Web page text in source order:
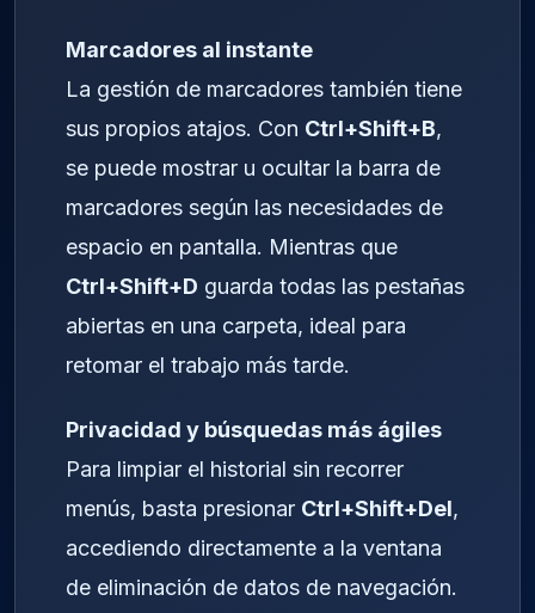
Marcadores al instante
La gestión de marcadores también tiene
sus propios atajos. Con Ctrl+Shift+B,
se puede mostrar u ocultar la barra de
marcadores según las necesidades de
espacio en pantalla. Mientras que
Ctrl+Shift+D guarda todas las pestañas
abiertas en una carpeta, ideal para
retomar el trabajo más tarde.
Privacidad y búsquedas más ágiles
Para limpiar el historial sin recorrer
menús, basta presionar Ctrl+Shift+Del,
accediendo directamente a la ventana
de eliminación de datos de navegación.